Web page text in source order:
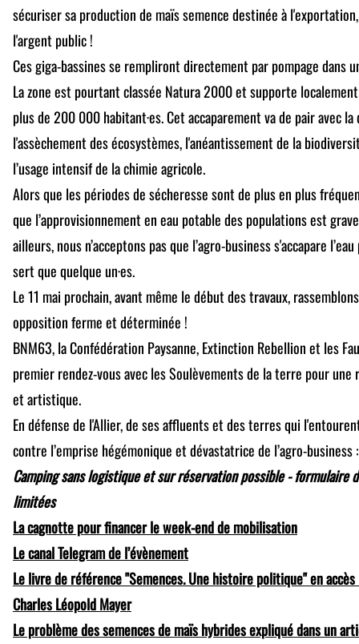
sécuriser sa production de maïs semence destinée à
l'argent public !
Ces giga-bassines se rempliront directement par pompage dans
La zone est pourtant classée Natura 2000 et supporte
plus de 200 000 habitant·es. Cet accaparement va de pair avec
l'assèchement des écosystèmes, l'anéantissement de la
l’usage intensif de la chimie agricole.
Alors que les périodes de sécheresse sont de plus en plus
que l’approvisionnement en eau potable des populations est
ailleurs, nous n’acceptons pas que l’agro-business s'accapare
sert que quelque un·es.
Le 11 mai prochain, avant même le début des travaux,
opposition ferme et déterminée !
BNM63, la Confédération Paysanne, Extinction Rebellion et les
premier rendez-vous avec les Soulèvements de la terre pour une
et artistique.
En défense de l'Allier, de ses affluents et des terres qui
contre l’emprise hégémonique et dévastatrice de l’agro-business
Camping sans logistique et sur réservation possible - formulaire
limitées
La cagnotte pour financer le week-end de mobilisation
Le canal Telegram de l’évènement
Le livre de référence "Semences. Une histoire politique" en
Charles Léopold Mayer
Le problème des semences de maïs hybrides expliqué dans un